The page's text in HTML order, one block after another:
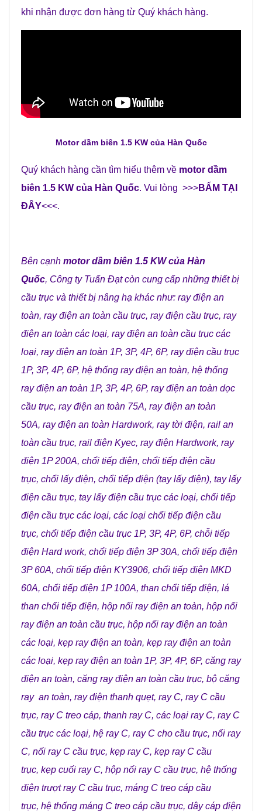
khi nhận được đơn hàng từ Quý khách hàng.
Motor dầm biên 1.5 KW của Hàn Quốc
Quý khách hàng cần tìm hiểu thêm về motor dầm
biên 1.5 KW của Hàn Quốc. Vui lòng >>>BẤM TẠI
ĐÂY<<<.
Bên cạnh motor dầm biên 1.5 KW của Hàn
Quốc, Công ty Tuấn Đạtcòn cung cấp những thiết bị
cầu trục và thiết bị nâng hạ khác như: ray điện an
toàn, ray điện an toàn cầu trục, ray điện cầu trục, ray
điện an toàn các loại, ray điện an toàn cầu trục các
loại, ray điện an toàn 1P, 3P, 4P, 6P, ray điện cầu trục
1P, 3P, 4P, 6P, hệ thống ray điện an toàn, hệ thống
ray điện an toàn 1P, 3P, 4P, 6P, ray điện an toàn dọc
cầu trục, ray điện an toàn 75A, ray điện an toàn
50A, ray điện an toàn Hardwork, ray tời điện, rail an
toàn cầu trục, rail điện Kyec, ray điện Hardwork, ray
điện 1P 200A, chổi tiếp điện, chổi tiếp điện cầu
trục, chổi lấy điện, chổi tiếp điện (tay lấy điện), tay lấy
điện cầu trục, tay lấy điện cầu trục các loại, chổi tiếp
điện cầu trục các loại, các loại chổi tiếp điện cầu
trục, chổi tiếp điện cầu trục 1P, 3P, 4P, 6P, chỗi tiếp
điện Hard work, chổi tiếp điện 3P 30A, chổi tiếp điện
3P 60A, chổi tiếp điện KY3906, chổi tiếp điện MKD
60A, chổi tiếp điện 1P 100A, than chổi tiếp điện, lá
than chổi tiếp điện, hộp nối ray điện an toàn, hộp nối
ray điện an toàn cầu trục, hộp nối ray điện an toàn
các loại, kẹp ray điện an toàn, kẹp ray điện an toàn
các loại, kẹp ray điện an toàn 1P, 3P, 4P, 6P, căng ray
điện an toàn, căng ray điện an toàn cầu trục, bộ căng
ray an toàn, ray điện thanh quẹt, ray C, ray C cầu
trục, ray C treo cáp, thanh ray C, các loại ray C, ray C
cầu trục các loại, hệ ray C, ray C cho cầu trục, nối ray
C, nối ray C cầu trục, kẹp ray C, kẹp ray C cầu
trục, kẹp cuối ray C, hộp nối ray C cầu trục, hệ thống
điện trượt ray C cầu trục, máng C treo cáp cầu
trục, hệ thống máng C treo cáp cầu trục, dây cáp điện